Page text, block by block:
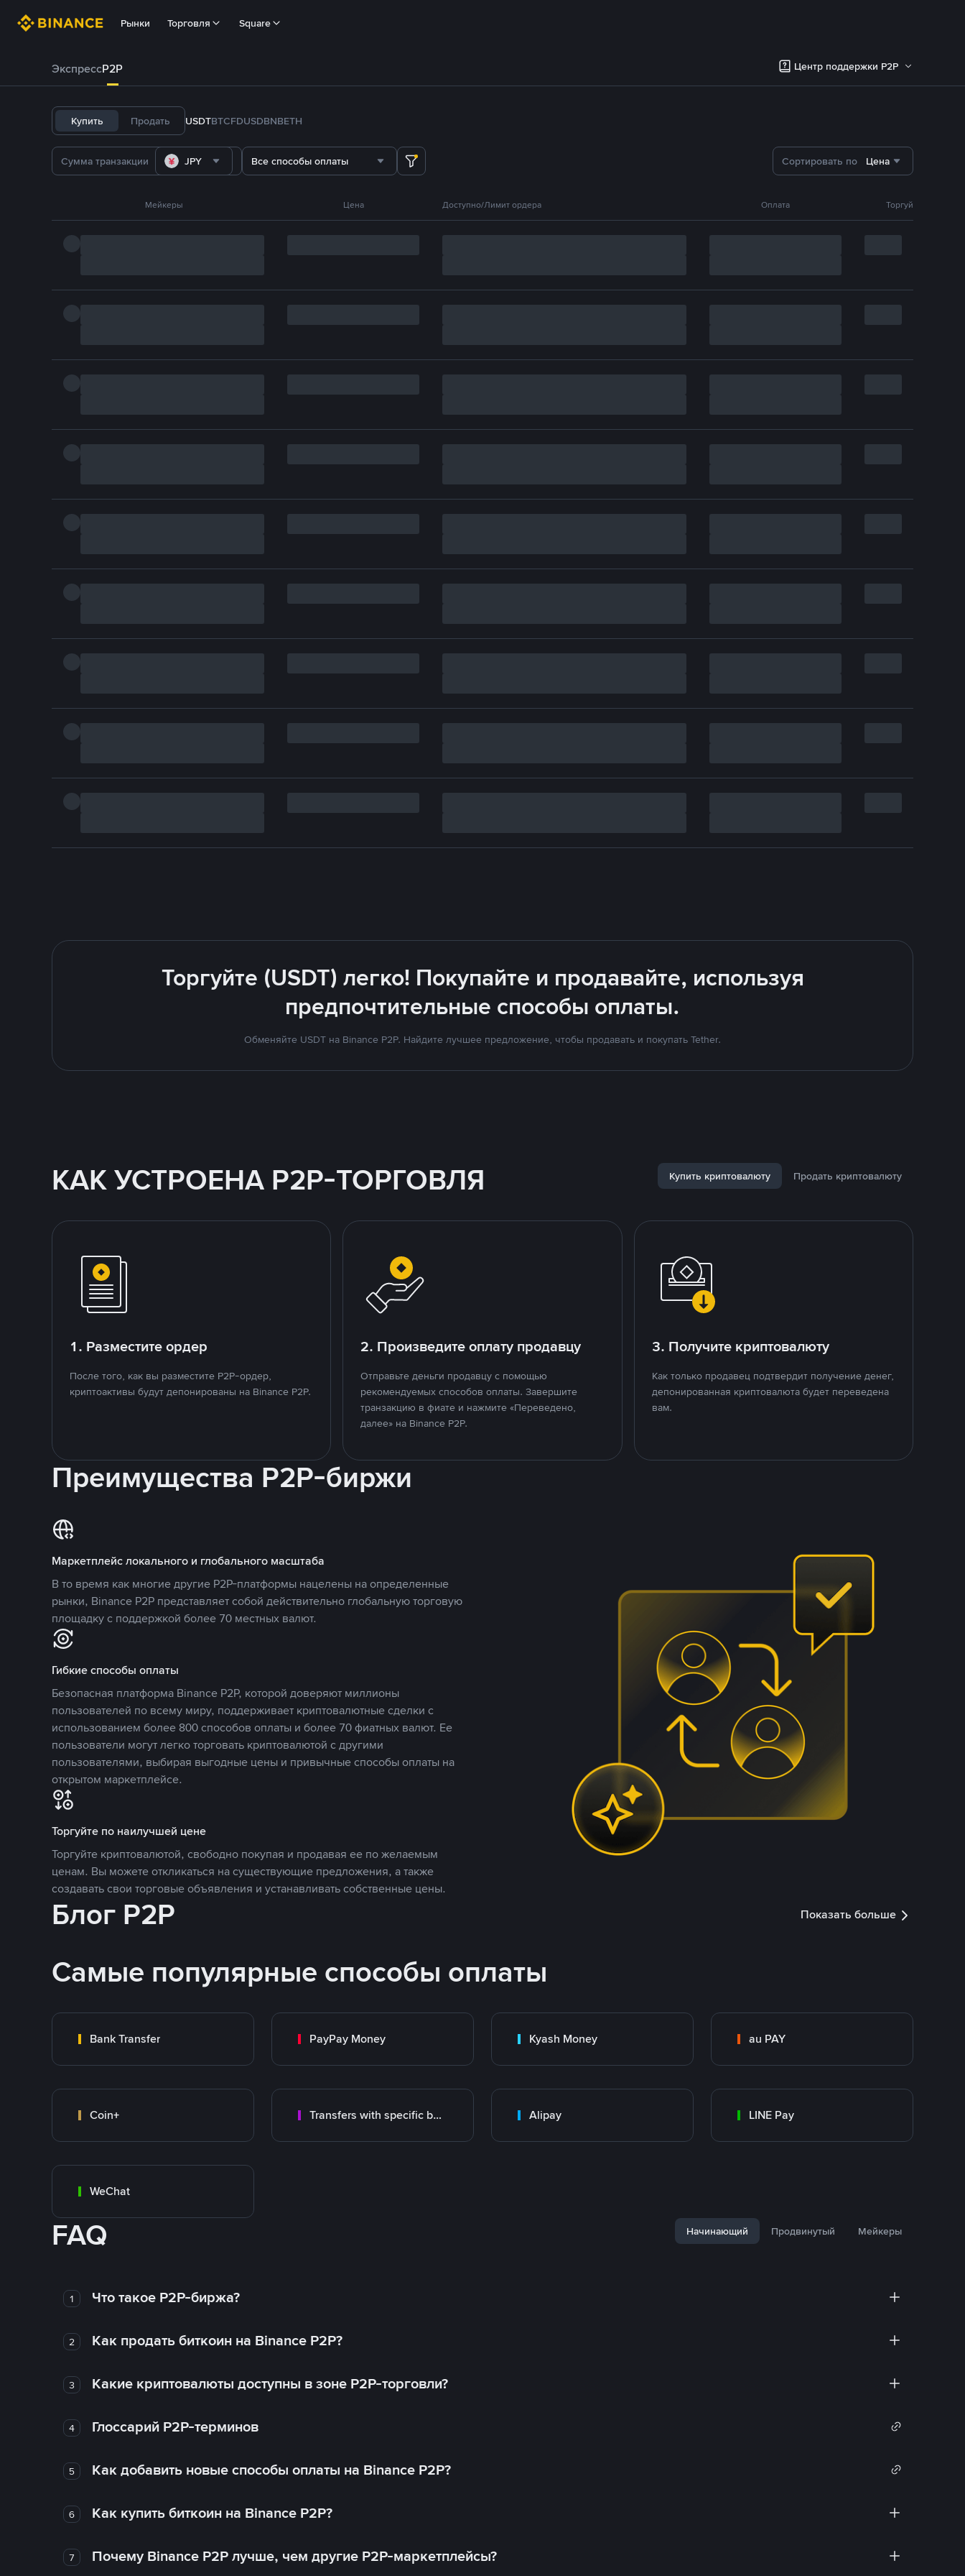
Рынки Торговля Square
ЭкспрессP2P Центр поддержки P2P
Купить Продать USDTBTCFDUSDBNBETH
JPY Все способы оплаты Сортировать по Цена
Мейкеры Цена Доступно/Лимит ордера Оплата Торгуй
Торгуйте (USDT) легко! Покупайте и продавайте, используя
предпочтительные способы оплаты.
Обменяйте USDT на Binance P2P. Найдите лучшее предложение, чтобы продавать и покупать Tether.
КАК УСТРОЕНА P2P-ТОРГОВЛЯ Купить криптовалюту Продать криптовалюту
1. Разместите ордер
После того, как вы разместите P2P-ордер,
криптоактивы будут депонированы на Binance P2P.
2. Произведите оплату продавцу
Отправьте деньги продавцу с помощью
рекомендуемых способов оплаты. Завершите
транзакцию в фиате и нажмите «Переведено,
далее» на Binance P2P.
3. Получите криптовалюту
Как только продавец подтвердит получение денег,
депонированная криптовалюта будет переведена
вам.
Преимущества P2P-биржи
Маркетплейс локального и глобального масштаба
В то время как многие другие P2P-платформы нацелены на определенные
рынки, Binance P2P представляет собой действительно глобальную торговую
площадку с поддержкой более 70 местных валют.
Гибкие способы оплаты
Безопасная платформа Binance P2P, которой доверяют миллионы
пользователей по всему миру, поддерживает криптовалютные сделки с
использованием более 800 способов оплаты и более 70 фиатных валют. Ее
пользователи могут легко торговать криптовалютой с другими
пользователями, выбирая выгодные цены и привычные способы оплаты на
открытом маркетплейсе.
Торгуйте по наилучшей цене
Торгуйте криптовалютой, свободно покупая и продавая ее по желаемым
ценам. Вы можете откликаться на существующие предложения, а также
создавать свои торговые объявления и устанавливать собственные цены.
Блог P2P Показать больше
Самые популярные способы оплаты
Bank Transfer PayPay Money Kyash Money au PAY
Coin+ Transfers with specific bank Alipay LINE Pay
WeChat
FAQ Начинающий Продвинутый Мейкеры
1 Что такое P2P-биржа?
2 Как продать биткоин на Binance P2P?
3 Какие криптовалюты доступны в зоне P2P-торговли?
4 Глоссарий P2P-терминов
5 Как добавить новые способы оплаты на Binance P2P?
6 Как купить биткоин на Binance P2P?
7 Почему Binance P2P лучше, чем другие P2P-маркетплейсы?